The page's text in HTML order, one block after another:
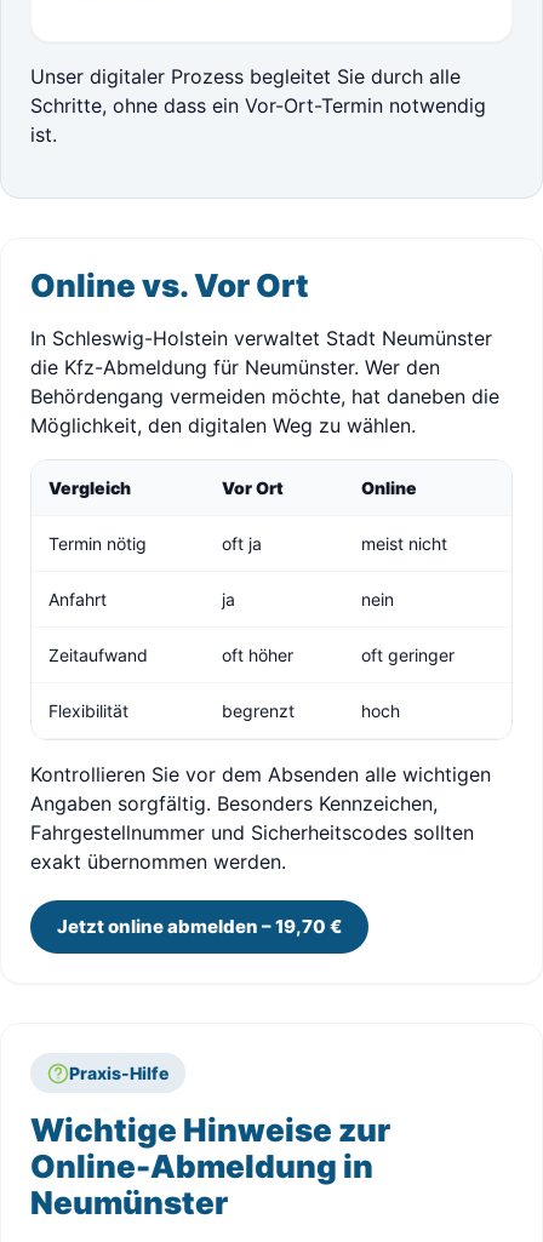
Unser digitaler Prozess begleitet Sie durch alle
Schritte, ohne dass ein Vor-Ort-Termin notwendig
ist.
Online vs. Vor Ort
In Schleswig-Holstein verwaltet Stadt Neumünster
die Kfz-Abmeldung für Neumünster. Wer den
Behördengang vermeiden möchte, hat daneben die
Möglichkeit, den digitalen Weg zu wählen.
Vergleich Vor Ort Online
Termin nötig oft ja meist nicht
Anfahrt ja nein
Zeitaufwand oft höher oft geringer
Flexibilität begrenzt hoch
Kontrollieren Sie vor dem Absenden alle wichtigen
Angaben sorgfältig. Besonders Kennzeichen,
Fahrgestellnummer und Sicherheitscodes sollten
exakt übernommen werden.
Jetzt online abmelden – 19,70 €
Praxis-Hilfe
Wichtige Hinweise zur
Online-Abmeldung in
Neumünster